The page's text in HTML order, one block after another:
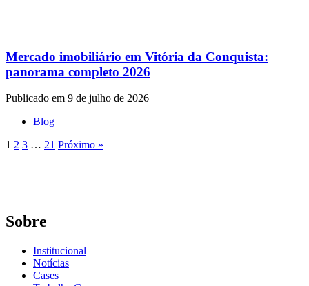
Mercado imobiliário em Vitória da Conquista:
panorama completo 2026
Publicado em 9 de julho de 2026
Blog
1 2 3 … 21 Próximo »
Sobre
Institucional
Notícias
Cases